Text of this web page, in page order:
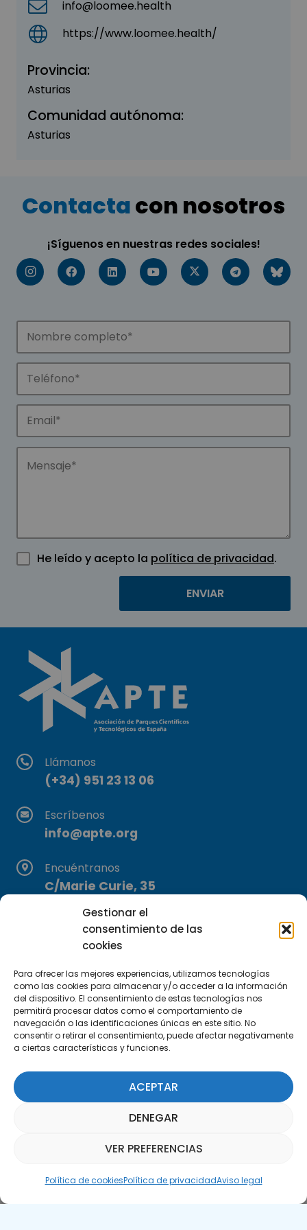
Gestionar el
consentimiento de las
cookies
Para ofrecer las mejores experiencias, utilizamos tecnologías
como las cookies para almacenar y/o acceder a la información
del dispositivo. El consentimiento de estas tecnologías nos
permitirá procesar datos como el comportamiento de
navegación o las identificaciones únicas en este sitio. No
consentir o retirar el consentimiento, puede afectar negativamente
a ciertas características y funciones.
ACEPTAR
DENEGAR
VER PREFERENCIAS
Política de cookiesPolítica de privacidadAviso legal
info@loomee.health
https://www.loomee.health/
Provincia:
Asturias
Comunidad autónoma:
Asturias
Contactacon nosotros
¡Síguenos en nuestras redes sociales!
He leído y acepto la política de privacidad.
Llámanos
(+34) 951 23 13 06
Escríbenos
info@apte.org
Encuéntranos
C/Marie Curie, 35
29590 Campanillas, Málaga
Suscríbete a nuestra Newsletter
SUSCRÍBETE AQUÍ